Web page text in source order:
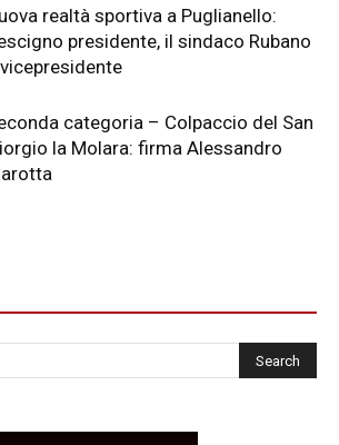
realtà sportiva a Puglianello:
presidente, il sindaco Rubano
categoria – Colpaccio del San
la Molara: firma Alessandro